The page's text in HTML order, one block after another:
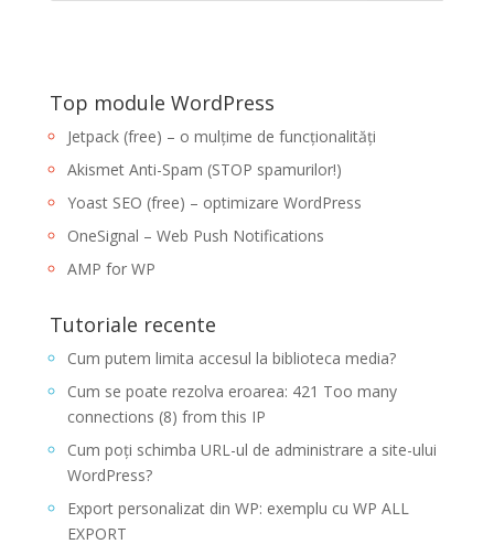
Top module WordPress
Jetpack (free) – o mulțime de funcționalități
Akismet Anti-Spam (STOP spamurilor!)
Yoast SEO (free) – optimizare WordPress
OneSignal – Web Push Notifications
AMP for WP
Tutoriale recente
Cum putem limita accesul la biblioteca media?
Cum se poate rezolva eroarea: 421 Too many
connections (8) from this IP
Cum poți schimba URL-ul de administrare a site-ului
WordPress?
Export personalizat din WP: exemplu cu WP ALL
EXPORT